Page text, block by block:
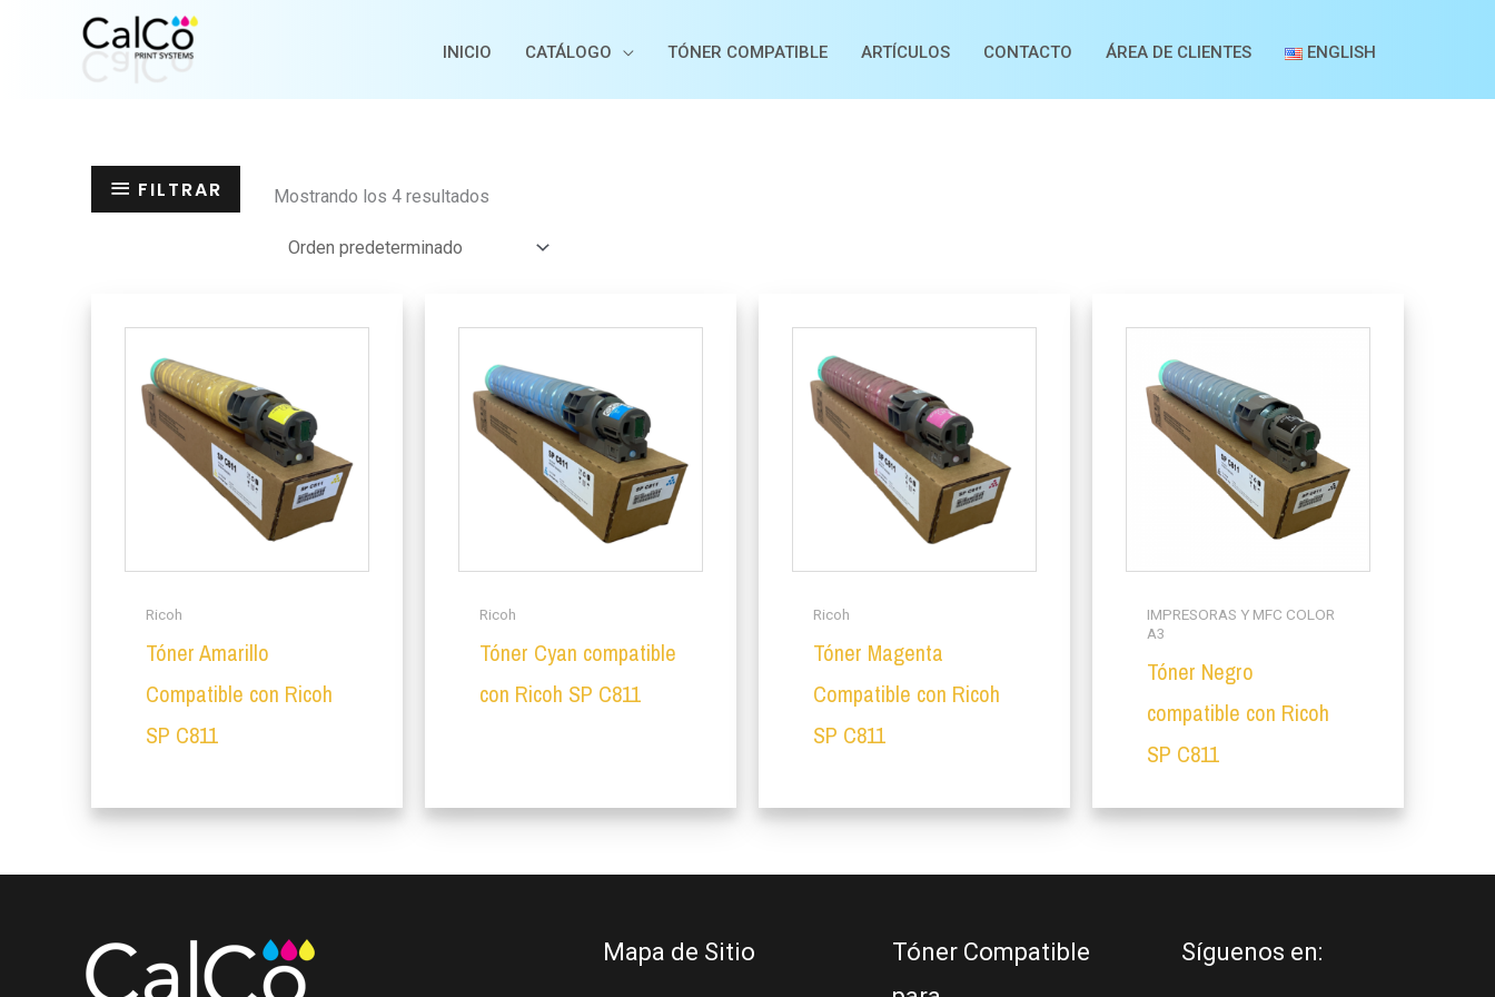
INICIO CATÁLOGO TÓNER COMPATIBLE ARTÍCULOS CONTACTO ÁREA DE CLIENTES ENGLISH
FILTRAR Mostrando los 4 resultados
Ricoh
Tóner Amarillo
Compatible con Ricoh
SP C811
Ricoh
Tóner Cyan compatible
con Ricoh SP C811
Ricoh
Tóner Magenta
Compatible con Ricoh
SP C811
IMPRESORAS Y MFC COLOR
A3
Tóner Negro
compatible con Ricoh
SP C811
Mapa de Sitio
Tóner Compatible
Síguenos en: